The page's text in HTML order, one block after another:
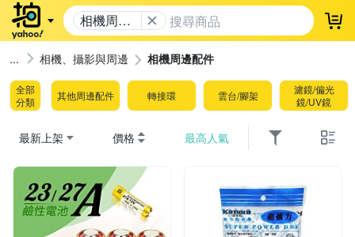
相機周邊
配件
登
相機、攝影與周邊 相機周邊配件
全部
分類
其他周邊配件 轉接環 雲台/腳架
濾鏡/偏光
鏡/UV鏡
最新上架 價格 最高人氣